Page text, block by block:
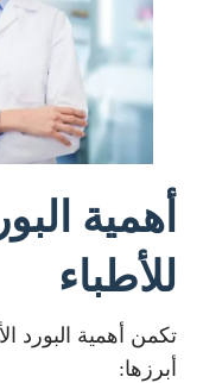
أهمية
للأطباء
تكمن أهمية البورد
أبرزها: